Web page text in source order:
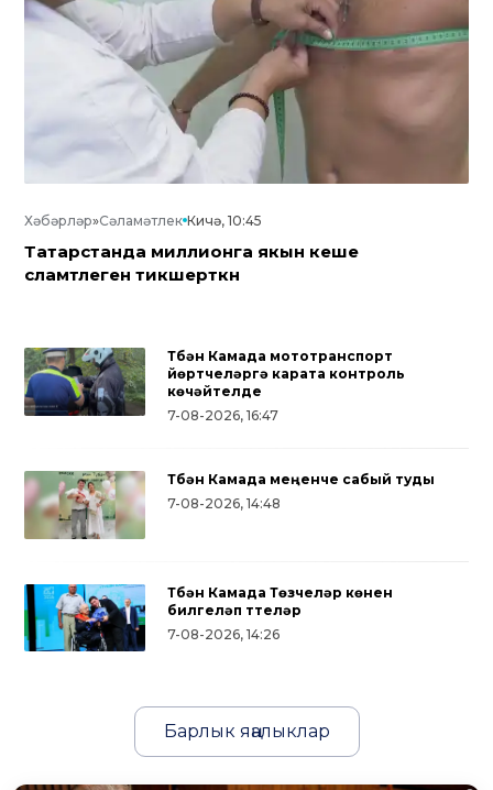
Хәбәрләр»Сәламәтлек Кичә, 10:45
Татарстанда миллионга якын кеше
сәламәтлеген тикшерткән
Түбән Камада мототранспорт
йөртүчеләргә карата контроль
көчәйтелде
7-08-2026, 16:47
Түбән Камада меңенче сабый туды
7-08-2026, 14:48
Түбән Камада Төзүчеләр көнен
билгеләп үттеләр
7-08-2026, 14:26
Барлык яңалыклар